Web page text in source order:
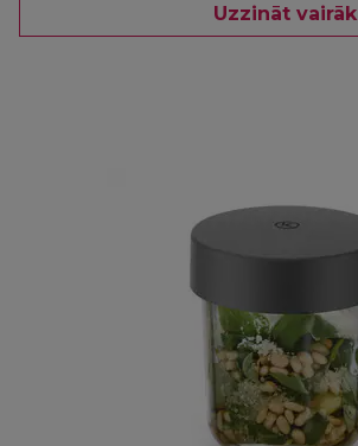
Uzzināt vairāk